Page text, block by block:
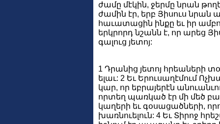
ժամը մէկին, ջերմը նրան
ժամին էր, երբ Յիսուս նրան
հաւատացին ինքը եւ իր
երկրորդ նշանն է, որ արեց
գալուց յետոյ:
1 Դրանից յետոյ հրեաների
ելաւ: 2 Եւ Երուսաղէմում
կար, որ եբրայերէն
որտեղ պառկած էր մի մեծ
կաղերի եւ գօսացածների,
խառնուելուն: 4 Եւ Տիրոջ